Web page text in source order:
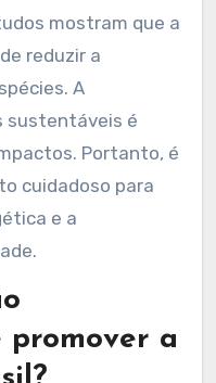
de
A
e solares pode
terrestres.
afetando a
mostram que a
reduzir a
é
Portanto, é
cuidadoso para